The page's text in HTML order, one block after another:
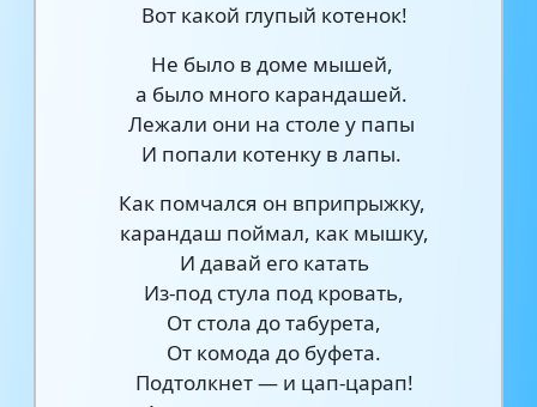
Вот какой глупый котенок!
Не было в доме мышей,
а было много карандашей.
Лежали они на столе у папы
И попали котенку в лапы.
Как помчался он вприпрыжку,
карандаш поймал, как мышку,
И давай его катать
Из-под стула под кровать,
От стола до табурета,
От комода до буфета.
Подтолкнет — и цап-царап!